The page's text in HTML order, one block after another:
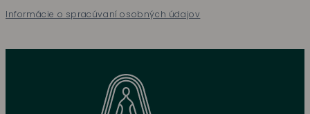
Informácie o spracúvaní osobných údajov